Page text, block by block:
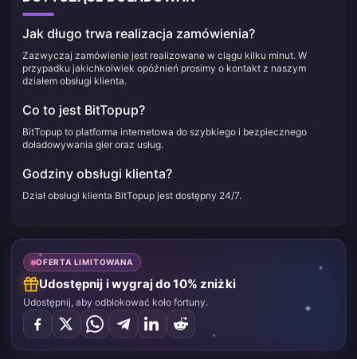
Jak długo trwa realizacja zamówienia?
Zazwyczaj zamówienie jest realizowane w ciągu kilku minut. W
przypadku jakichkolwiek opóźnień prosimy o kontakt z naszym
działem obsługi klienta.
Co to jest BitTopup?
BitTopup to platforma internetowa do szybkiego i bezpiecznego
doładowywania gier oraz usług.
Godziny obsługi klienta?
Dział obsługi klienta BitTopup jest dostępny 24/7.
OFERTA LIMITOWANA
Udostępnij i wygraj do 10% zniżki
Udostępnij, aby odblokować koło fortuny.